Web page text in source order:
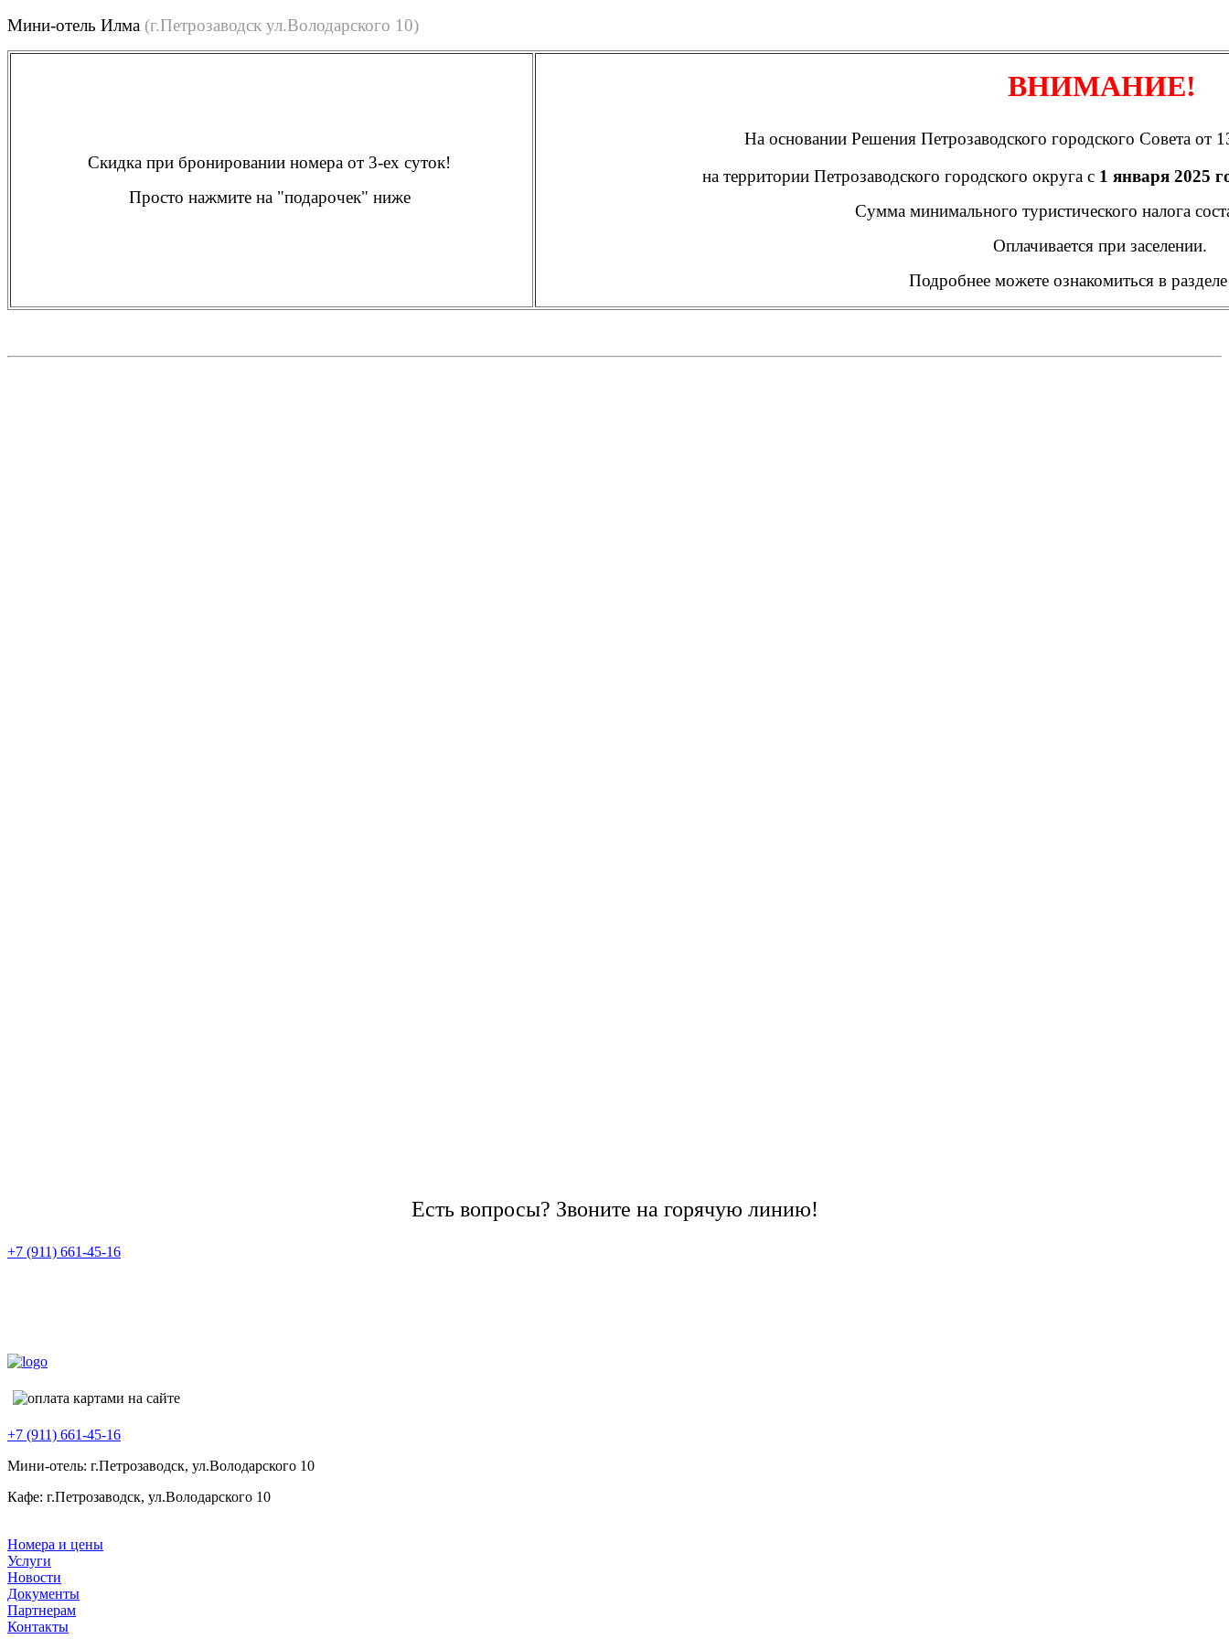
Мини-отель Илма (г.Петрозаводск ул.Володарского 10)
Скидка при бронировании номера от 3-ех суток!
Просто нажмите на "подарочек" ниже
ВНИМАНИЕ!
На основании Решения Петрозаводского городского Совета от
на территории Петрозаводского городского округа с 1 января 2025
Сумма минимального туристического налога
Оплачивается при заселении.
Подробнее можете ознакомиться в
Есть вопросы? Звоните на горячую линию!
+7 (911) 661-45-16
+7 (911) 661-45-16
Мини-отель: г.Петрозаводск, ул.Володарского 10
Кафе: г.Петрозаводск, ул.Володарского 10
Номера и цены
Услуги
Новости
Документы
Партнерам
Контакты